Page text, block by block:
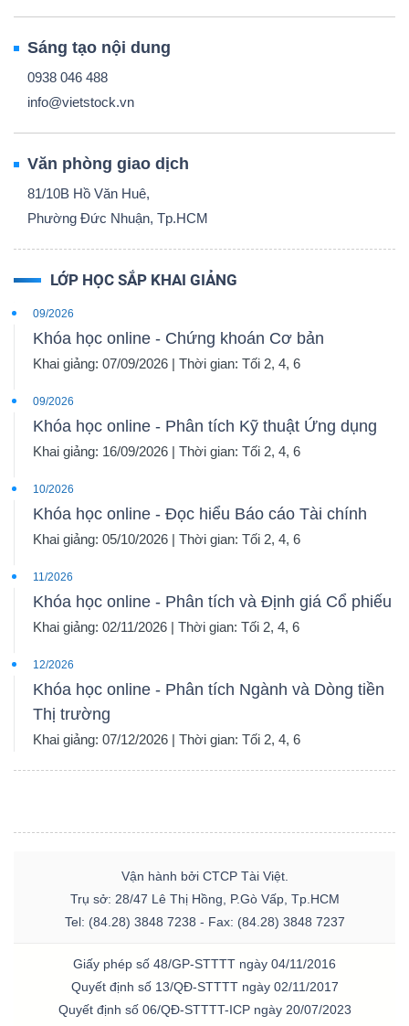
Sáng tạo nội dung
0938 046 488
info@vietstock.vn
Văn phòng giao dịch
81/10B Hồ Văn Huê,
Phường Đức Nhuận, Tp.HCM
LỚP HỌC SẮP KHAI GIẢNG
09/2026
Khóa học online - Chứng khoán Cơ bản
Khai giảng: 07/09/2026 | Thời gian: Tối 2, 4, 6
09/2026
Khóa học online - Phân tích Kỹ thuật Ứng dụng
Khai giảng: 16/09/2026 | Thời gian: Tối 2, 4, 6
10/2026
Khóa học online - Đọc hiểu Báo cáo Tài chính
Khai giảng: 05/10/2026 | Thời gian: Tối 2, 4, 6
11/2026
Khóa học online - Phân tích và Định giá Cổ phiếu
Khai giảng: 02/11/2026 | Thời gian: Tối 2, 4, 6
12/2026
Khóa học online - Phân tích Ngành và Dòng tiền
Thị trường
Khai giảng: 07/12/2026 | Thời gian: Tối 2, 4, 6
Vận hành bởi CTCP Tài Việt.
Trụ sở: 28/47 Lê Thị Hồng, P.Gò Vấp, Tp.HCM
Tel: (84.28) 3848 7238 - Fax: (84.28) 3848 7237
Giấy phép số 48/GP-STTTT ngày 04/11/2016
Quyết định số 13/QĐ-STTTT ngày 02/11/2017
Quyết định số 06/QĐ-STTTT-ICP ngày 20/07/2023